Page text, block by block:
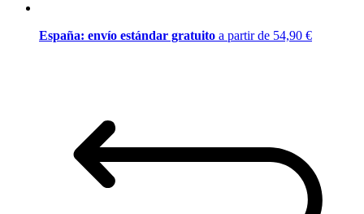
España: envío estándar gratuito a partir de 54,90 €